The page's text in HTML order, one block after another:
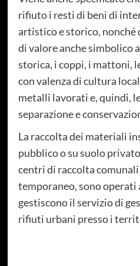
rifiuto i resti di beni di
artistico e storico,
di valore anche simbolico
storica, i coppi, i mattoni,
con valenza di cultura
metalli lavorati e, quindi,
separazione e
La raccolta dei materiali
pubblico o su suolo
centri di raccolta
temporaneo, sono operati
gestiscono il servizio di
rifiuti urbani presso i